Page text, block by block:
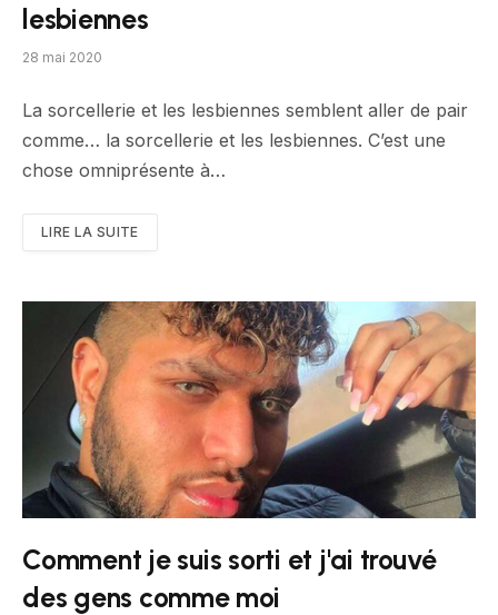
lesbiennes
28 mai 2020
La sorcellerie et les lesbiennes semblent aller de pair
comme… la sorcellerie et les lesbiennes. C’est une
chose omniprésente à…
LIRE LA SUITE
Comment je suis sorti et j'ai trouvé
des gens comme moi